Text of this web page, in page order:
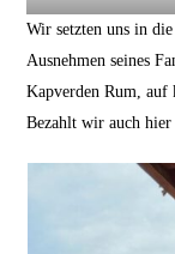
Wir setzten uns in
Ausnehmen seines
Kapverden Rum, auf
Bezahlt wir auch hier